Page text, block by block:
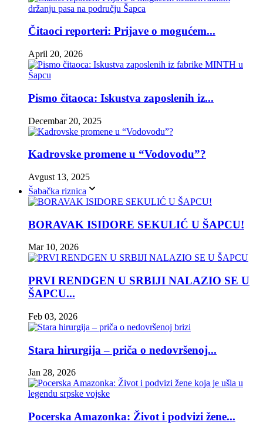
Čitaoci reporteri: Prijave o mogućem...
April 20, 2026
Pismo čitaoca: Iskustva zaposlenih iz...
Decembar 20, 2025
Kadrovske promene u “Vodovodu”?
Avgust 13, 2025
Šabačka riznica
BORAVAK ISIDORE SEKULIĆ U ŠAPCU!
Mar 10, 2026
PRVI RENDGEN U SRBIJI NALAZIO SE U
ŠAPCU...
Feb 03, 2026
Stara hirurgija – priča o nedovršenoj...
Jan 28, 2026
Pocerska Amazonka: Život i podvizi žene...